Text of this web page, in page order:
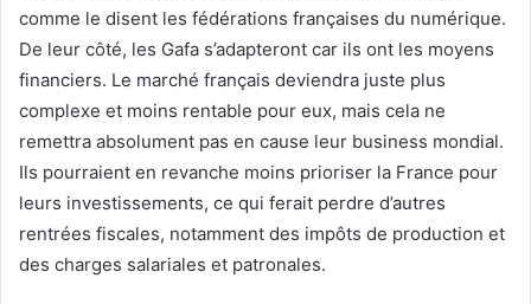
comme le disent les fédérations françaises du numérique.
De leur côté, les Gafa s’adapteront car ils ont les moyens
financiers. Le marché français deviendra juste plus
complexe et moins rentable pour eux, mais cela ne
remettra absolument pas en cause leur business mondial.
Ils pourraient en revanche moins prioriser la France pour
leurs investissements, ce qui ferait perdre d’autres
rentrées fiscales, notamment des impôts de production et
des charges salariales et patronales.